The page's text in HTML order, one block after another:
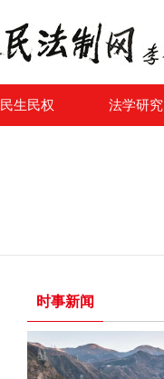
民生民权 法学研究
时事新闻